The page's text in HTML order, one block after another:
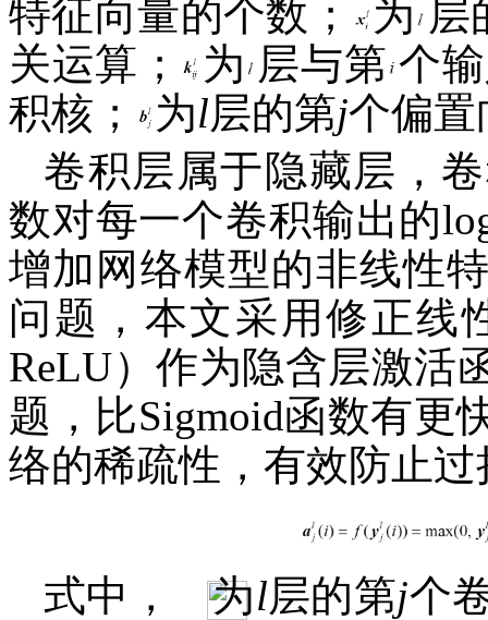
特征向量的个数；
为 层
关运算；
为 层与第 个
积核；
为l层的第j个偏置
卷积层属于隐藏层，
数对每一个卷积输出的
增加网络模型的非线性
问题，本文采用修正线
ReLU）作为隐含层激活
题，比Sigmoid函数有更
络的稀疏性，有效防止
式中， 为l层的第j个